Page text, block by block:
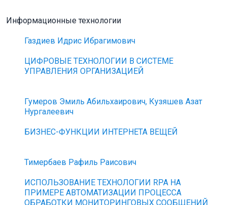
Информационные технологии
Газдиев Идрис Ибрагимович
ЦИФРОВЫЕ ТЕХНОЛОГИИ В СИСТЕМЕ
УПРАВЛЕНИЯ ОРГАНИЗАЦИЕЙ
Гумеров Эмиль Абильхаирович, Кузяшев Азат
Нургалеевич
БИЗНЕС-ФУНКЦИИ ИНТЕРНЕТА ВЕЩЕЙ
Тимербаев Рафиль Раисович
ИСПОЛЬЗОВАНИЕ ТЕХНОЛОГИИ RPA НА
ПРИМЕРЕ АВТОМАТИЗАЦИИ ПРОЦЕССА
ОБРАБОТКИ МОНИТОРИНГОВЫХ СООБЩЕНИЙ